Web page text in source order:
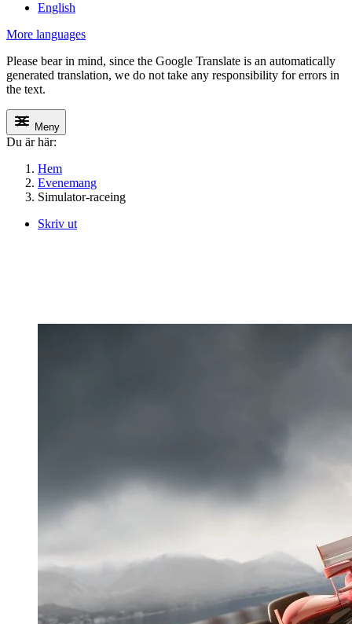
English
More languages
Please bear in mind, since the Google Translate is an automatically
generated translation, we do not take any responsibility for errors in
the text.
Meny
Du är här:
Hem
Evenemang
Simulator-raceing
Skriv ut